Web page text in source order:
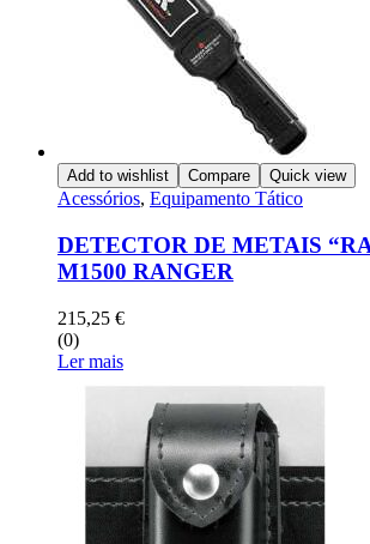
Add to wishlist Compare Quick view
Acessórios, Equipamento Tático
DETECTOR DE METAIS
M1500 RANGER
215,25 €
(0)
Ler mais